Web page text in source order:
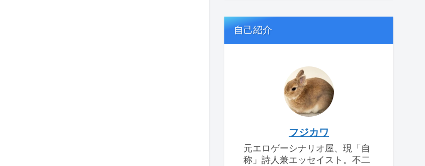
自己紹介
フジカワ
元エロゲーシナリオ屋、現「自
称」詩人兼エッセイスト。不二